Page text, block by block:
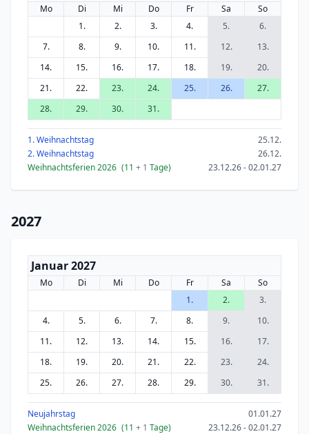
Mo Di Mi Do Fr Sa
So
1.
2. 3. 4. 5.
6.
7.
8. 9. 10. 11. 12.
13.
14.
15. 16. 17. 18. 19.
20.
21.
22. 23. 24. 25. 26.
27.
28.
29. 30. 31.
1. Weihnachtstag
25.12.
2. Weihnachtstag
26.12.
Weihnachtsferien 2026 (11 + 1 Tage) 23.12.26 - 02.01.27
2027
Januar 2027
Mo Di Mi Do Fr Sa
So
1.
2.
3.
4.
5. 6. 7. 8. 9.
10.
11.
12. 13. 14. 15. 16.
17.
18.
19. 20. 21. 22. 23.
24.
25.
26. 27. 28. 29. 30. 31.
Neujahrstag
01.01.27
Weihnachtsferien 2026 (11 + 1 Tage) 23.12.26 - 02.01.27